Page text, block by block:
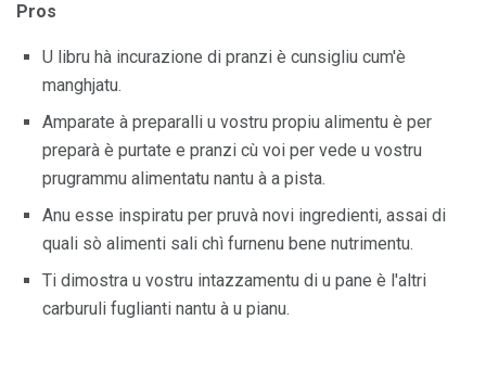
Pros
U libru hà incurazione di pranzi è cunsigliu cum'è
manghjatu.
Amparate à preparalli u vostru propiu alimentu è per
preparà è purtate e pranzi cù voi per vede u vostru
prugrammu alimentatu nantu à a pista.
Anu esse inspiratu per pruvà novi ingredienti, assai di
quali sò alimenti sali chì furnenu bene nutrimentu.
Ti dimostra u vostru intazzamentu di u pane è l'altri
carburuli fuglianti nantu à u pianu.